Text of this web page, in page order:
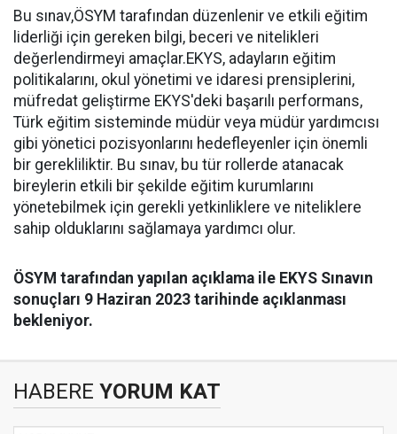
Bu sınav,ÖSYM tarafından düzenlenir ve etkili eğitim
liderliği için gereken bilgi, beceri ve nitelikleri
değerlendirmeyi amaçlar.EKYS, adayların eğitim
politikalarını, okul yönetimi ve idaresi prensiplerini,
müfredat geliştirme EKYS'deki başarılı performans,
Türk eğitim sisteminde müdür veya müdür yardımcısı
gibi yönetici pozisyonlarını hedefleyenler için önemli
bir gerekliliktir. Bu sınav, bu tür rollerde atanacak
bireylerin etkili bir şekilde eğitim kurumlarını
yönetebilmek için gerekli yetkinliklere ve niteliklere
sahip olduklarını sağlamaya yardımcı olur.
ÖSYM tarafından yapılan açıklama ile EKYS Sınavın
sonuçları 9 Haziran 2023 tarihinde açıklanması
bekleniyor.
HABERE YORUM KAT